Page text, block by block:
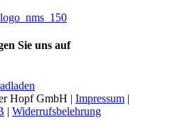
Sie uns auf
Hopf GmbH | Impressum |
| Widerrufsbelehrung